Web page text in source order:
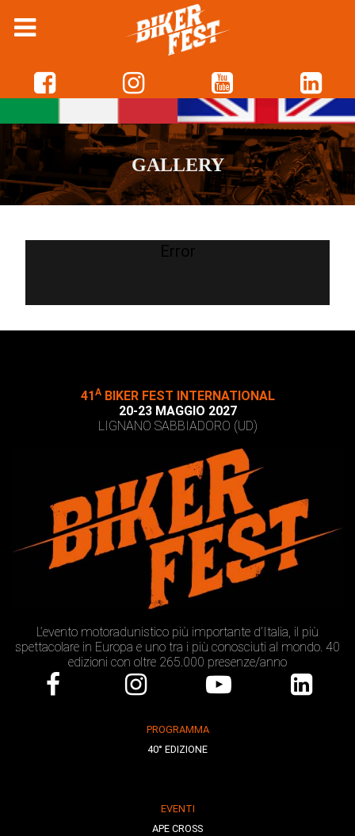
GALLERY
Error
41 ABIKER FEST INTERNATIONAL
20-23 MAGGIO 2027
LIGNANO SABBIADORO (UD)
L’evento motoradunistico più importante d’Italia, il più
spettacolare in Europa e uno tra i più conosciuti al mondo. 40
edizioni con oltre 265.000 presenze/anno
PROGRAMMA
40° EDIZIONE
EVENTI
APE CROSS